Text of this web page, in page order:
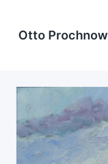
Otto Prochnow